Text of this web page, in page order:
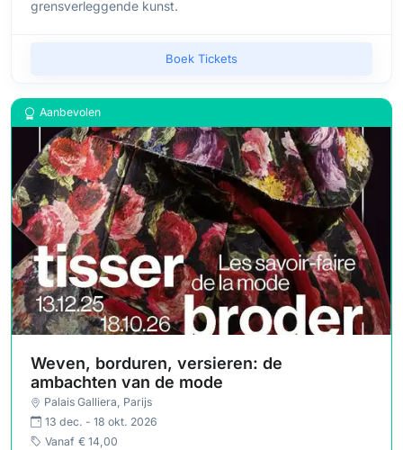
grensverleggende kunst.
Boek Tickets
Aanbevolen
Weven, borduren, versieren: de
ambachten van de mode
Palais Galliera, Parijs
13 dec. - 18 okt. 2026
Vanaf € 14,00